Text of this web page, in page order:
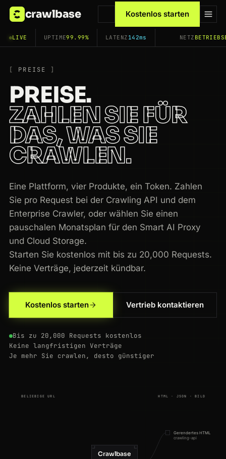
crawlbase Kostenlos starten
LIVE UPTIME99.99% LATENZ 142ms NETZ
PREISE
PREISE.
ZAHLEN SIE FÜR
DAS, WAS SIE
CRAWLEN.
Eine Plattform, vier Produkte, ein Token. Zahlen
Sie pro Request bei der Crawling API und dem
Enterprise Crawler, oder wählen Sie einen
pauschalen Monatsplan für den Smart AI Proxy
und Cloud Storage.
Starten Sie kostenlos mit bis zu 20,000 Requests.
Keine Verträge, jederzeit kündbar.
Kostenlos starten Vertrieb kontaktieren
Bis zu 20,000 Requests kostenlos
Keine langfristigen Verträge
Je mehr Sie crawlen, desto günstiger
BELIEBIGE URL HTML · JSON · BILD
Crawlbase
Gerendertes HTML
crawling-api